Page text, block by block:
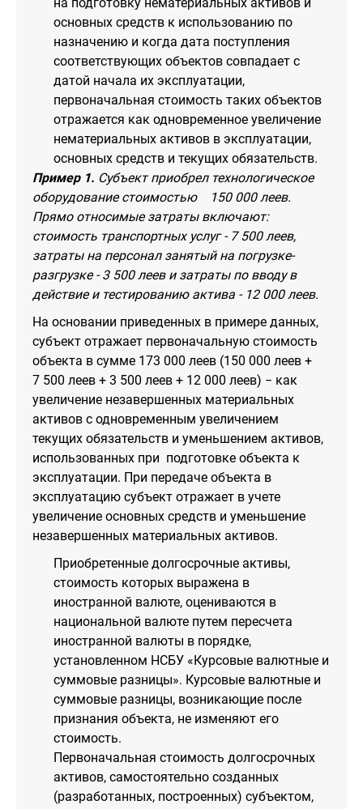
основных средств к использованию по
назначению и когда дата поступления
соответствующих объектов совпадает с
датой начала их эксплуатации,
первоначальная стоимость таких объектов
отражается как одновременное увеличение
нематериальных активов в эксплуатации,
основных средств и текущих обязательств.
Пример 1. Субъект приобрел технологическое
оборудование стоимостью 150 000 леев.
Прямо относимые затраты включают:
стоимость транспортных услуг - 7 500 леев,
затраты на персонал занятый на погрузке-
разгрузке - 3 500 леев и затраты по вводу в
действие и тестированию актива - 12 000 леев.
На основании приведенных в примере данных,
субъект отражает первоначальную стоимость
объекта в сумме 173 000 леев (150 000 леев +
7 500 леев + 3 500 леев + 12 000 леев) − как
увеличение незавершенных материальных
активов с одновременным увеличением
текущих обязательств и уменьшением активов,
использованных при подготовке объекта к
эксплуатации. При передаче объекта в
эксплуатацию субъект отражает в учете
увеличение основных средств и уменьшение
незавершенных материальных активов.
Приобретенные долгосрочные активы,
стоимость которых выражена в
иностранной валюте, оцениваются в
национальной валюте путем пересчета
иностранной валюты в порядке,
установленном НСБУ «Курсовые валютные и
суммовые разницы». Курсовые валютные и
суммовые разницы, возникающие после
признания объекта, не изменяют его
стоимость.
Первоначальная стоимость долгосрочных
активов, самостоятельно созданных
(разработанных, построенных) субъектом,